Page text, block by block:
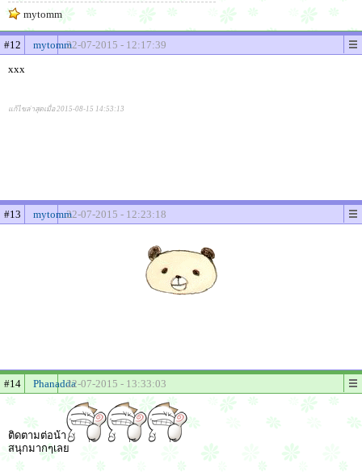
mytomm
#12 mytomm22-07-2015 - 12:17:39
xxx
แก้ไขล่าสุดเมื่อ 2015-08-15 14:53:13
#13 mytomm22-07-2015 - 12:23:18
#14 Phanadda22-07-2015 - 13:33:03
ติดตามต่อน้า
สนุกมากๆเลย